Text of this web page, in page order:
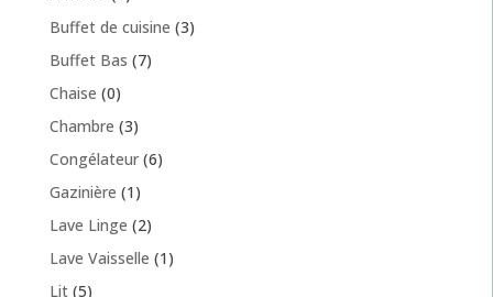
Buffet de cuisine (3)
Buffet Bas (7)
Chaise (0)
Chambre (3)
Congélateur (6)
Gazinière (1)
Lave Linge (2)
Lave Vaisselle (1)
Lit (5)